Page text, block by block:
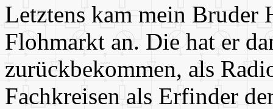
Letztens kam mein
Flohmarkt an. Die hat er
zurückbekommen, als
Fachkreisen als Erfinder